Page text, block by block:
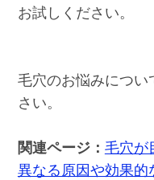
お試しください。
毛穴のお悩みについ
さい。
関連ページ： 毛穴が
異なる原因や効果的